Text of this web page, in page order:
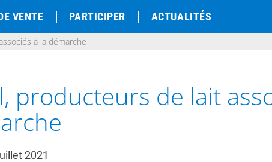
VENTE PARTICIPER ACTUALITÉS
à la démarche
producteurs de lait
2021